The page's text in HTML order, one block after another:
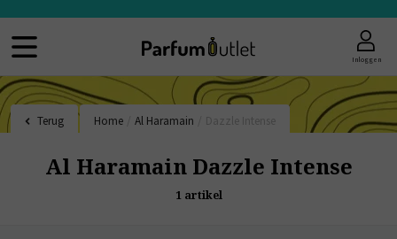
Inloggen
Terug Home Al Haramain
Al Haramain Dazzle Intense
1 artikel